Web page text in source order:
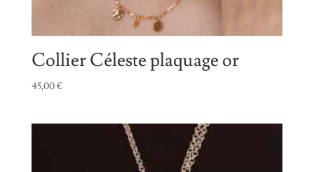
Collier Céleste plaquage or
45,00€